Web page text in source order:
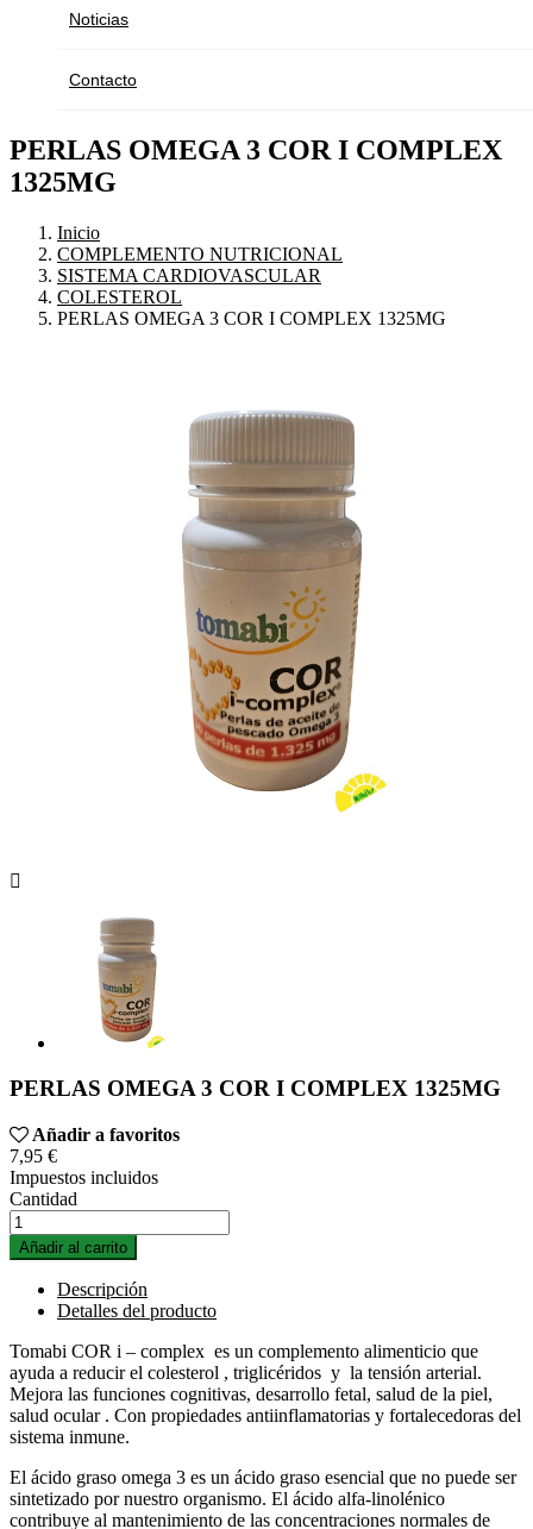
Noticias
Contacto
PERLAS OMEGA 3 COR I COMPLEX
1325MG
Inicio
COMPLEMENTO NUTRICIONAL
SISTEMA CARDIOVASCULAR
COLESTEROL
PERLAS OMEGA 3 COR I COMPLEX 1325MG

PERLAS OMEGA 3 COR I COMPLEX 1325MG
Añadir a favoritos
7,95 €
Impuestos incluidos
Cantidad
Añadir al carrito
Descripción
Detalles del producto
Tomabi COR i – complex es un complemento alimenticio que
ayuda a reducir el colesterol , triglicéridos y la tensión arterial.
Mejora las funciones cognitivas, desarrollo fetal, salud de la piel,
salud ocular . Con propiedades antiinflamatorias y fortalecedoras del
sistema inmune.
El ácido graso omega 3 es un ácido graso esencial que no puede ser
sintetizado por nuestro organismo. El ácido alfa-linolénico
contribuye al mantenimiento de las concentraciones normales de